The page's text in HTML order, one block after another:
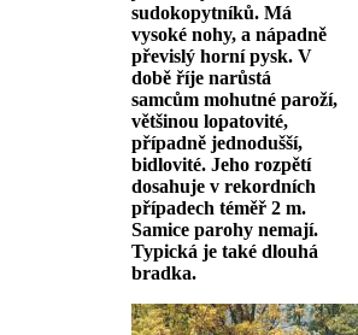
sudokopytníků. Má
vysoké nohy, a nápadně
převislý horní pysk. V
době říje narůstá
samcům mohutné paroží,
většinou lopatovité,
případně jednodušší,
bidlovité. Jeho rozpětí
dosahuje v rekordních
případech téměř 2 m.
Samice parohy nemají.
Typická je také dlouhá
bradka.